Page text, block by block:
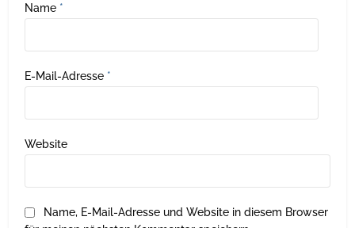
Name *
E-Mail-Adresse *
Website
Name, E-Mail-Adresse und Website in diesem Browser